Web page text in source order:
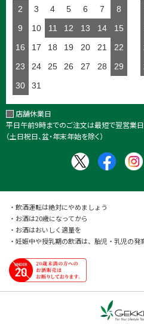
2
3 4 5 6 7
8
9
10 11 12 13 14
15
16
17 18 19 20 21
22
23
24 25 26 27 28
29
30
31
店舗休業日
平日午前9時までのご注文は最短で翌営業日
（土日祝日、盆・年末年始を除く）
・飲酒運転は絶対にやめましょう
・お酒は20歳になってから
・お酒はおいしく適量を
・妊娠中や授乳期の飲酒は、胎児・乳児の